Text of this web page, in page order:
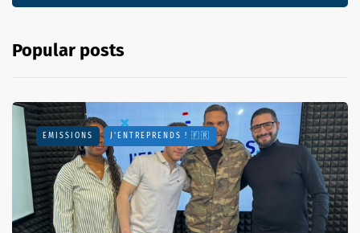
Popular posts
EMISSIONS J'ENTREPRENDS ! 🇫🇷